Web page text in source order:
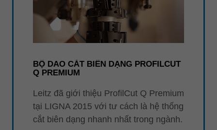
BỘ DAO CẮT BIÊN DẠNG PROFILCUT
Q PREMIUM
Leitz đã giới thiệu ProfilCut Q Premium
tại LIGNA 2015 với tư cách là hệ thống
cắt biên dạng nhanh nhất trong ngành.